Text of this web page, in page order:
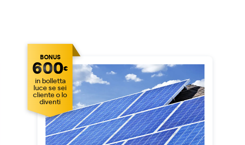
BONUS
600€
in bolletta
luce se sei
cliente o lo
diventi